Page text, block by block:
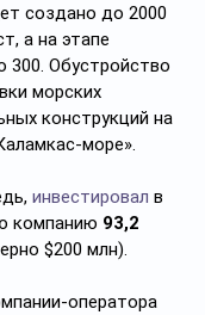
создано до 2000
а на этапе
300. Обустройство
морских
конструкций на
море».
инвестировал в
компанию 93,2
$200 млн).
оператора